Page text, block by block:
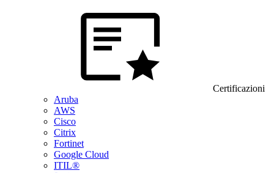
Certificazioni
Aruba
AWS
Cisco
Citrix
Fortinet
Google Cloud
ITIL®